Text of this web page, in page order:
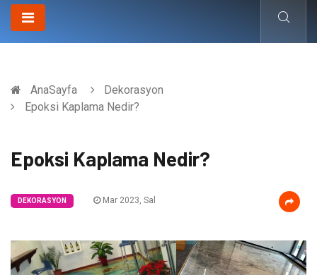
AnaSayfa
Dekorasyon
Epoksi Kaplama Nedir?
Epoksi Kaplama Nedir?
DEKORASYON Mar 2023, Sal